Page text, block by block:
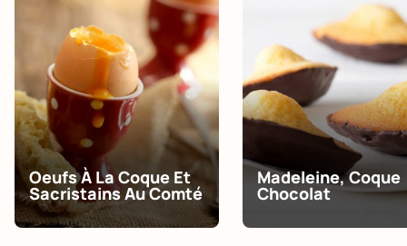
Oeufs À La Coque Et
Sacristains Au Comté
Madeleine, Coque
Chocolat